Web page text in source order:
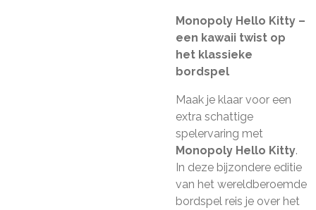
Monopoly Hello Kitty –
een kawaii twist op
het klassieke
bordspel
Maak je klaar voor een
extra schattige
spelervaring met
Monopoly Hello Kitty.
In deze bijzondere editie
van het wereldberoemde
bordspel reis je over het